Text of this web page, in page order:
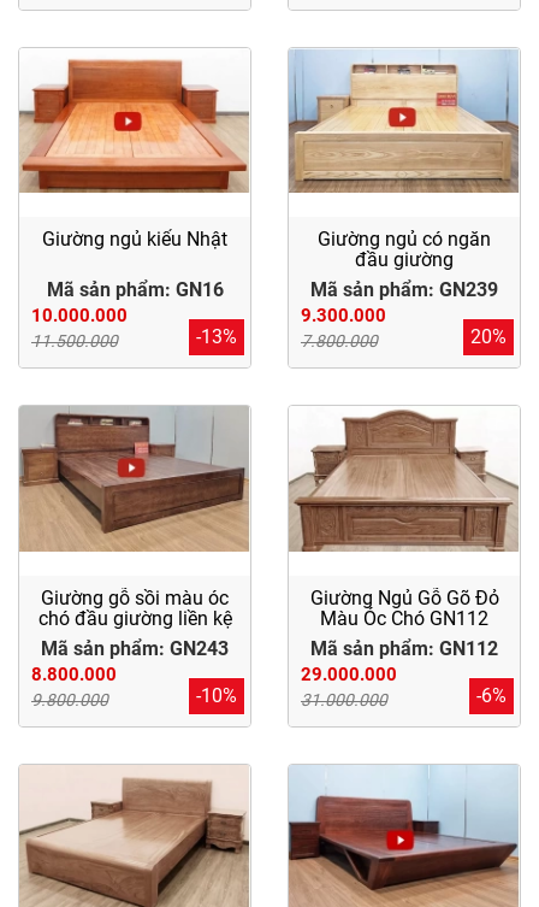
Giường ngủ kiểu Nhật
Mã sản phẩm: GN16
10.000.000
11.500.000 -13%
Giường ngủ có ngăn
đầu giường
Mã sản phẩm: GN239
9.300.000
7.800.000 20%
Giường gỗ sồi màu óc
chó đầu giường liền kệ
Mã sản phẩm: GN243
8.800.000
9.800.000 -10%
Giường Ngủ Gỗ Gõ Đỏ
Màu Óc Chó GN112
Mã sản phẩm: GN112
29.000.000
31.000.000 -6%